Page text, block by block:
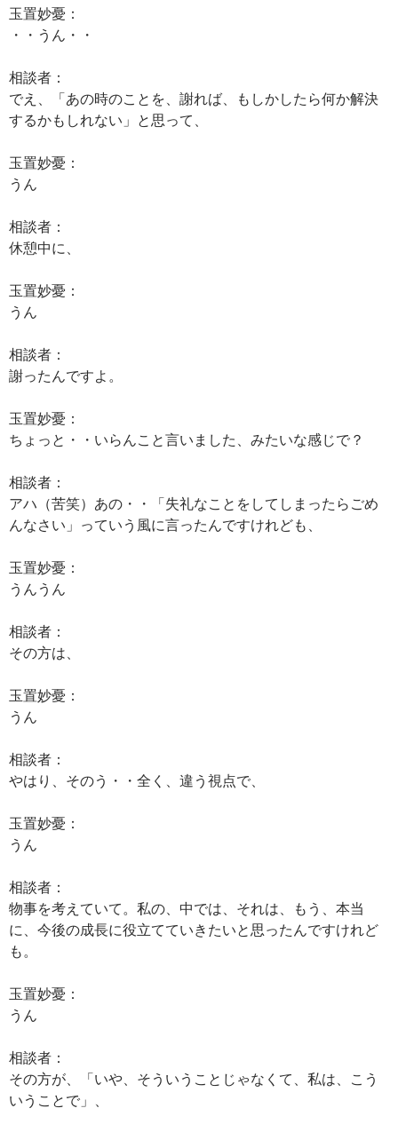
玉置妙憂：
・・うん・・
相談者：
でえ、「あの時のことを、謝れば、もしかしたら何か解決
するかもしれない」と思って、
玉置妙憂：
うん
相談者：
休憩中に、
玉置妙憂：
うん
相談者：
謝ったんですよ。
玉置妙憂：
ちょっと・・いらんこと言いました、みたいな感じで？
相談者：
アハ（苦笑）あの・・「失礼なことをしてしまったらごめ
んなさい」っていう風に言ったんですけれども、
玉置妙憂：
うんうん
相談者：
その方は、
玉置妙憂：
うん
相談者：
やはり、そのう・・全く、違う視点で、
玉置妙憂：
うん
相談者：
物事を考えていて。私の、中では、それは、もう、本当
に、今後の成長に役立てていきたいと思ったんですけれど
も。
玉置妙憂：
うん
相談者：
その方が、「いや、そういうことじゃなくて、私は、こう
いうことで」、